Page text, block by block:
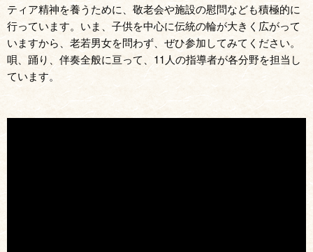
ティア精神を養うために、敬老会や施設の慰問なども積極的に
行っています。いま、子供を中心に伝統の輪が大きく広がって
いますから、老若男女を問わず、ぜひ参加してみてください。
唄、踊り、伴奏全般に亘って、11人の指導者が各分野を担当し
ています。